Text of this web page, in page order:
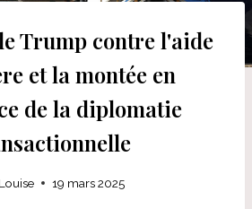
Trump contre l'aide
et la montée en
de la diplomatie
Louise 19 mars 2025